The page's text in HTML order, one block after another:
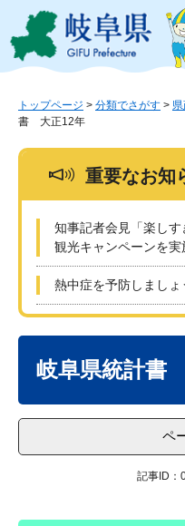
ジ
ュ
この
トップページ > 分類でさがす >
書 大正12年
重要なお知
知事記者会見「楽し
観光キャンペーンを実
熱中症を予防しましょ
岐阜県統計書
ペ
記事ID：